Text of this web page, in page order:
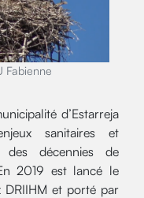
Fabienne
d’Estarreja
sanitaires et
des décennies de
2019 est lancé le
DRIIHM et porté par